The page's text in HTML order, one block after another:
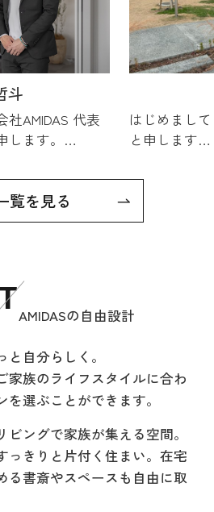
談はこちら
コラムはこちら
フはこちら
却査定はこちら
員登録はこちら
友達追加はこちら
件はこちら
いつまで住むべきか？20代30代で
て家の購入を意識し始めると、
楽さと持...
いつまでを考える目安は？家賃
ーンで賃貸から持...
ま賃貸で暮らし続けるべきか、そ
ち家を考えるべきか迷っていま
家賃と住宅ローンの違いや、賃
ち家へ進むタイミング、さらに
年齢の目安な...
斗
AMIDAS 代表
ます。
に入り、仲介・
んできました。
達成。その後、
AMIDASを設立
物件」ではな
大切な選択だと
ひとりと真剣に
大切にしていま
はじめまし
と申します
学生時代は
に熱中して
よさこいで
います。
相手の好み
楽しさを知
を、この頃
います。
覧を見る
AMIDASの自由設計
自分らしく。
家族のライフスタイルに合わ
選ぶことができます。
ングで家族が集える空間。
っきりと片付く住まい。在宅
る書斎やスペースも自由に取